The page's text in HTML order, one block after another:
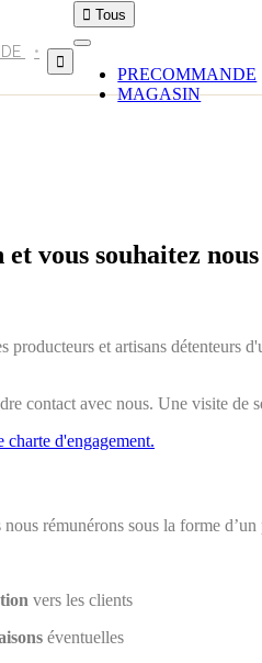

 Tous
PRECOMMANDE
MAGASIN
vous souhaitez
et artisans détenteurs
contact avec nous. Une visite de
charte d'engagement.
rémunérons sous la forme d’un
vers les clients
éventuelles